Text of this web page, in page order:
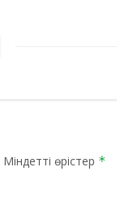
Міндетті өрістер *